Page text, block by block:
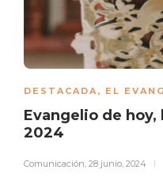
DESTACADA, EL
Evangelio de hoy,
2024
Comunicación, 28 junio, 2024